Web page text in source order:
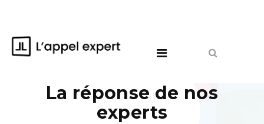
La réponse de nos
experts